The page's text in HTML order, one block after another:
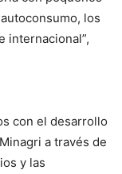
los
internacional”,
con el desarrollo
a través de
y las